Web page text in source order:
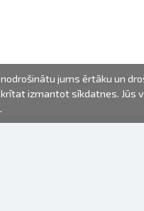
jums ērtāku un
izmantot sīkdatnes.